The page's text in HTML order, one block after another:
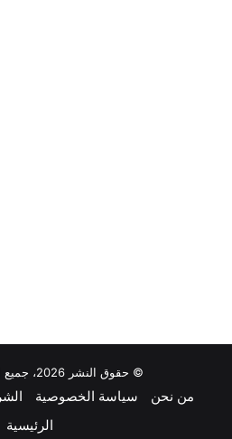
© حقوق النشر 2026، جميع الحقوق محفوظة
من نحن سياسة الخصوصية
الرئيسية